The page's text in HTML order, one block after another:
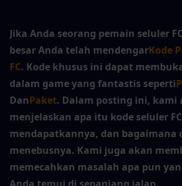
Jika Anda seorang pemain seluler
besar Anda telah mendengarKode
FC. Kode khusus ini dapat
dalam game yang fantastis seperti
DanPaket. Dalam posting ini, kami
menjelaskan apa itu kode seluler
mendapatkannya, dan bagaimana
menebusnya. Kami juga akan
memecahkan masalah apa pun